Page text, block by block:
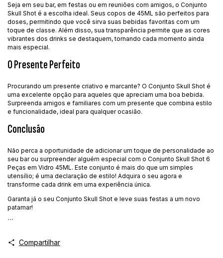
Seja em seu bar, em festas ou em reuniões com amigos, o Conjunto
Skull Shot é a escolha ideal. Seus copos de 45ML são perfeitos para
doses, permitindo que você sirva suas bebidas favoritas com um
toque de classe. Além disso, sua transparência permite que as cores
vibrantes dos drinks se destaquem, tornando cada momento ainda
mais especial.
O Presente Perfeito
Procurando um presente criativo e marcante? O Conjunto Skull Shot é
uma excelente opção para aqueles que apreciam uma boa bebida.
Surpreenda amigos e familiares com um presente que combina estilo
e funcionalidade, ideal para qualquer ocasião.
Conclusão
Não perca a oportunidade de adicionar um toque de personalidade ao
seu bar ou surpreender alguém especial com o Conjunto Skull Shot 6
Peças em Vidro 45ML. Este conjunto é mais do que um simples
utensílio; é uma declaração de estilo! Adquira o seu agora e
transforme cada drink em uma experiência única.
Garanta já o seu Conjunto Skull Shot e leve suas festas a um novo
patamar!
```
Compartilhar